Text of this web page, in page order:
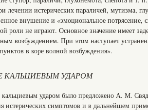
лечении истерических параличей, мутизма,
внушение и «эмоциональное потрясение,
роли не играют. Основное значение имеет
возбуждением. При этом наступает
в коре волной возбуждения».
КАЛЬЦИЕВЫМ УДАРОМ
кальциевым ударом было предложено А. М.
истерических симптомов и в дальнейшем